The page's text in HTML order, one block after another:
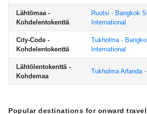
Lähtömaa -
Kohdelentokenttä
Ruotsi - Bangkok
International
City-Code -
Kohdelentokenttä
Tukholma -
International
Lähtölentokenttä -
Kohdemaa
Tukholma Arlanda
Popular destinations for onward travel